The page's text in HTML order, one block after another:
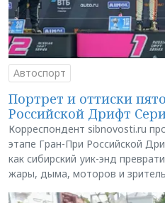
Автоспорт
Портрет и оттиски
Российской Дрифт
Корреспондент sibnovosti.ru
этапе Гран-При Российской
как сибирский уик-энд
жары, дыма, моторов и